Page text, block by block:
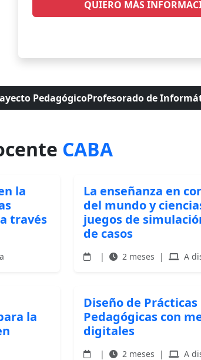
QUIERO MÁS
PedagógicoProfesorado de
CABA
la
través
La enseñanza en
del mundo y
juegos de
de casos
| 2 meses | A
la
Diseño de Prácticas
Pedagógicas con
digitales
| 2 meses | A